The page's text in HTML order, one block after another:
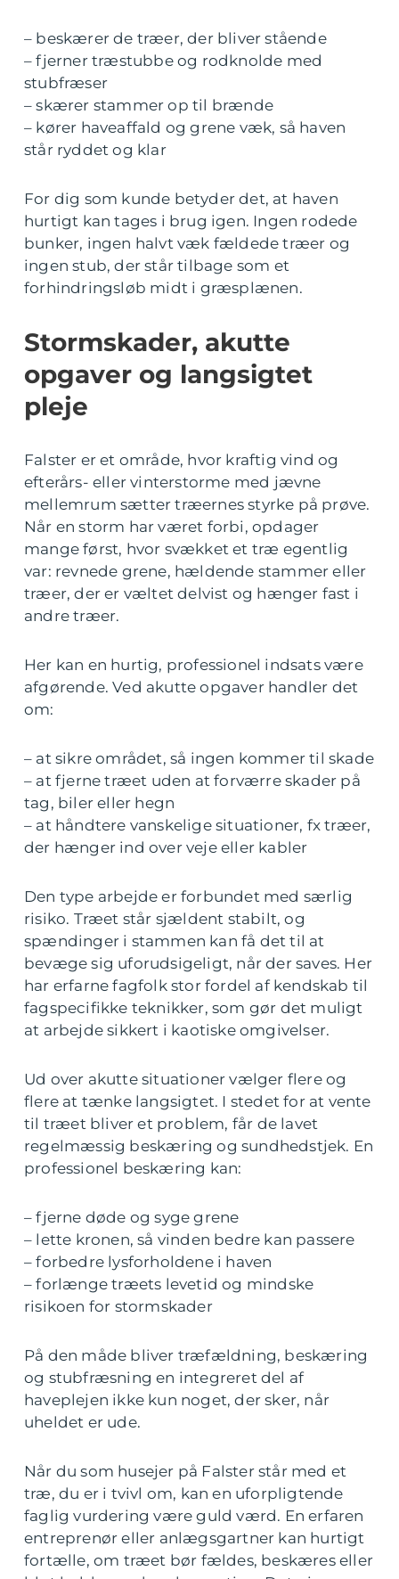
– beskærer de træer, der bliver stående
– fjerner træstubbe og rodknolde med
stubfræser
– skærer stammer op til brænde
– kører haveaffald og grene væk, så haven
står ryddet og klar
For dig som kunde betyder det, at haven
hurtigt kan tages i brug igen. Ingen rodede
bunker, ingen halvt væk fældede træer og
ingen stub, der står tilbage som et
forhindringsløb midt i græsplænen.
Stormskader, akutte
opgaver og langsigtet
pleje
Falster er et område, hvor kraftig vind og
efterårs- eller vinterstorme med jævne
mellemrum sætter træernes styrke på prøve.
Når en storm har været forbi, opdager
mange først, hvor svækket et træ egentlig
var: revnede grene, hældende stammer eller
træer, der er væltet delvist og hænger fast i
andre træer.
Her kan en hurtig, professionel indsats være
afgørende. Ved akutte opgaver handler det
om:
– at sikre området, så ingen kommer til skade
– at fjerne træet uden at forværre skader på
tag, biler eller hegn
– at håndtere vanskelige situationer, fx træer,
der hænger ind over veje eller kabler
Den type arbejde er forbundet med særlig
risiko. Træet står sjældent stabilt, og
spændinger i stammen kan få det til at
bevæge sig uforudsigeligt, når der saves. Her
har erfarne fagfolk stor fordel af kendskab til
fagspecifikke teknikker, som gør det muligt
at arbejde sikkert i kaotiske omgivelser.
Ud over akutte situationer vælger flere og
flere at tænke langsigtet. I stedet for at vente
til træet bliver et problem, får de lavet
regelmæssig beskæring og sundhedstjek. En
professionel beskæring kan:
– fjerne døde og syge grene
– lette kronen, så vinden bedre kan passere
– forbedre lysforholdene i haven
– forlænge træets levetid og mindske
risikoen for stormskader
På den måde bliver træfældning, beskæring
og stubfræsning en integreret del af
haveplejen ikke kun noget, der sker, når
uheldet er ude.
Når du som husejer på Falster står med et
træ, du er i tvivl om, kan en uforpligtende
faglig vurdering være guld værd. En erfaren
entreprenør eller anlægsgartner kan hurtigt
fortælle, om træet bør fældes, beskæres eller